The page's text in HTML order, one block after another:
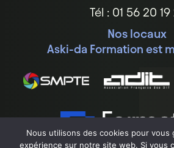
Tél : 01 56 20 19
Nos locaux
Aski-da Formation est
Nous utilisons des cookies pour vous
expérience sur notre site web. Si vous